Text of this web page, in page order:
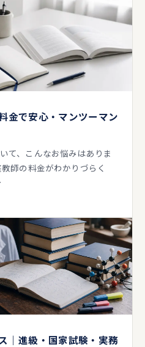
金で安心・マンツーマン
て、こんなお悩みはありま
師の料金がわかりづらく
｜進級・国家試験・実務